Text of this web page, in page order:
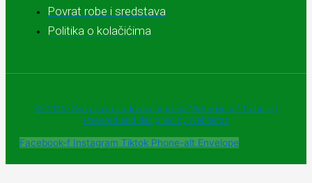
Povrat robe i sredstava
Politika o kolačićima
© 2025 - Sva prava zadržava Apoteke "Belladonna" Trebinje |
Powered and designed by Webherzz
Facebook-f Instagram Tiktok Phone-alt Envelope